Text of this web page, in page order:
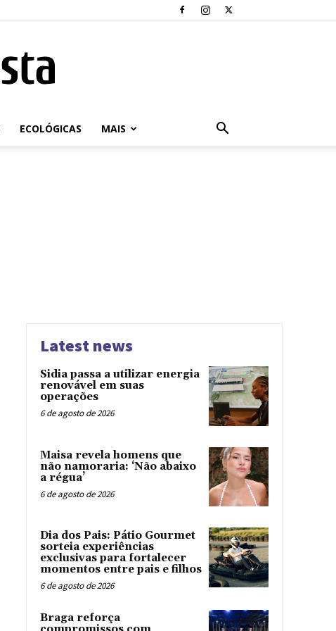
ECOLÓGICAS MAIS
Latest news
Sidia passa a utilizar energia
renovável em suas
operações
6 de agosto de 2026
Maisa revela homens que
não namoraria: ‘Não abaixo
a régua’
6 de agosto de 2026
Dia dos Pais: Pátio Gourmet
sorteia experiências
exclusivas para fortalecer
momentos entre pais e filhos
6 de agosto de 2026
Braga reforça